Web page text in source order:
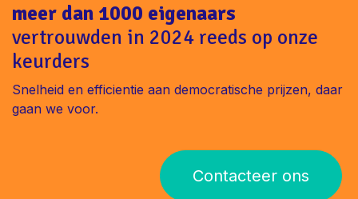
meer dan 1000 eigenaars
vertrouwden in 2024 reeds op onze
keurders
Snelheid en efficientie aan democratische prijzen, daar
gaan we voor.
Contacteer ons